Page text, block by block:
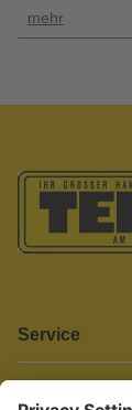
mehr
Service
Informationen